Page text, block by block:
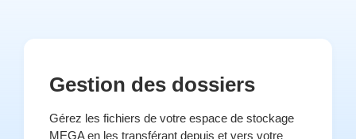
Gestion des dossiers
Gérez les fichiers de votre espace de stockage
MEGA en les transférant depuis et vers votre